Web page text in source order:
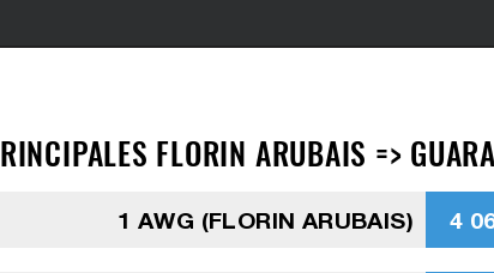
FLORIN ARUBAIS =>
1 AWG (FLORIN ARUBAIS) 4